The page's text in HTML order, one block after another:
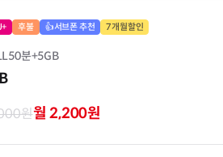
후불 👍서브폰 추천 7개월할인
분+5GB
원월 2,200원